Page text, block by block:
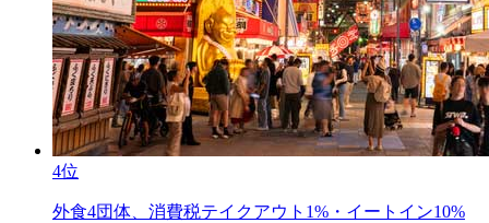
4位
外食4団体、消費税テイクアウト1%・イートイン10%